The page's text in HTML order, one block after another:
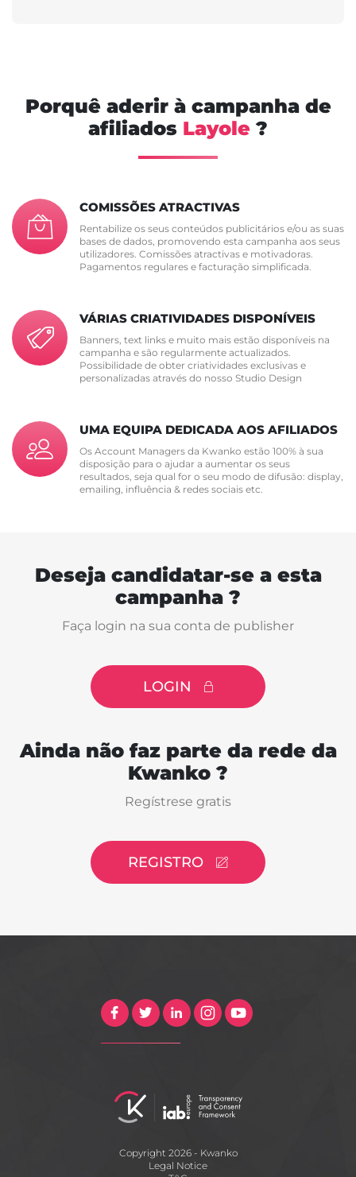
Porquê aderir à campanha de
afiliados Layole ?
COMISSÕES ATRACTIVAS
Rentabilize os seus conteúdos publicitários e/ou as suas
bases de dados, promovendo esta campanha aos seus
utilizadores. Comissões atractivas e motivadoras.
Pagamentos regulares e facturação simplificada.
VÁRIAS CRIATIVIDADES DISPONÍVEIS
Banners, text links e muito mais estão disponíveis na
campanha e são regularmente actualizados.
Possibilidade de obter criatividades exclusivas e
personalizadas através do nosso Studio Design
UMA EQUIPA DEDICADA AOS AFILIADOS
Os Account Managers da Kwanko estão 100% à sua
disposição para o ajudar a aumentar os seus
resultados, seja qual for o seu modo de difusão: display,
emailing, influência & redes sociais etc.
Deseja candidatar-se a esta
campanha ?
Faça login na sua conta de publisher
LOGIN
Ainda não faz parte da rede da
Kwanko ?
Regístrese gratis
REGISTRO
Copyright 2026 - Kwanko
Legal Notice